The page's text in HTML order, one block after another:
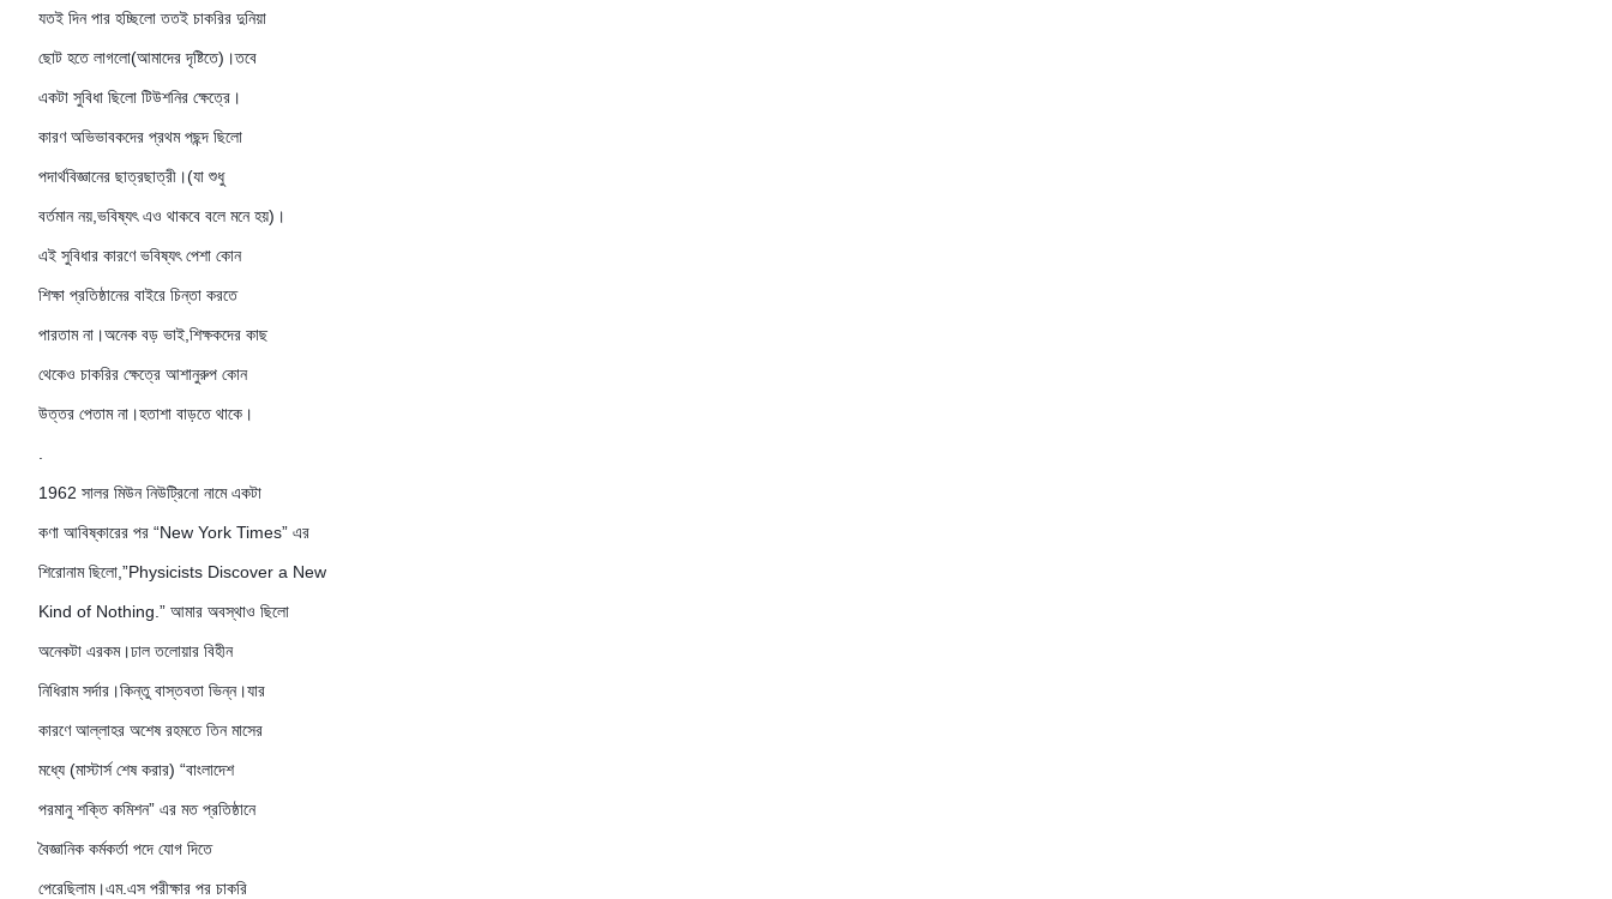
যতই দিন পার হচ্ছিলো ততই চাকরির দুনিয়া
ছোট হতে লাগলো(আমাদের দৃষ্টিতে)।তবে
একটা সুবিধা ছিলো টিউশনির ক্ষেত্রে।
কারণ অভিভাবকদের প্রথম পছন্দ ছিলো
পদার্থবিজ্ঞানের ছাত্রছাত্রী।(যা শুধু
বর্তমান নয়,ভবিষ্যৎ এও থাকবে বলে মনে হয়)।
এই সুবিধার কারণে ভবিষ্যৎ পেশা কোন
শিক্ষা প্রতিষ্ঠানের বাইরে চিন্তা করতে
পারতাম না।অনেক বড় ভাই,শিক্ষকদের কাছ
থেকেও চাকরির ক্ষেত্রে আশানুরুপ কোন
উত্তর পেতাম না।হতাশা বাড়তে থাকে।
1962 সালর মিউন নিউট্রিনো নামে একটা
কণা আবিষ্কারের পর “New York Times” এর
শিরোনাম ছিলো,”Physicists Discover a New
Kind of Nothing.” আমার অবস্থাও ছিলো
অনেকটা এরকম।ঢাল তলোয়ার বিহীন
নিধিরাম সর্দার।কিন্তু বাস্তবতা ভিন্ন।যার
কারণে আল্লাহর অশেষ রহমতে তিন মাসের
মধ্যে (মাস্টার্স শেষ করার) “বাংলাদেশ
পরমানু শক্তি কমিশন” এর মত প্রতিষ্ঠানে
বৈজ্ঞানিক কর্মকর্তা পদে যোগ দিতে
পেরেছিলাম।এম.এস পরীক্ষার পর চাকরি